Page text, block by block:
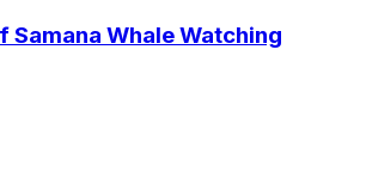
Samana Whale Watching